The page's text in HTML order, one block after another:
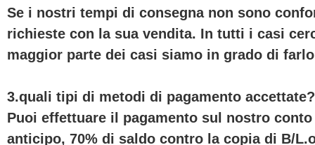
Se i nostri tempi di consegna non sono
richieste con la sua vendita. In tutti i casi
maggior parte dei casi siamo in grado di
3.quali tipi di metodi di pagamento accettate?
Puoi effettuare il pagamento sul nostro
anticipo, 70% di saldo contro la copia di B/